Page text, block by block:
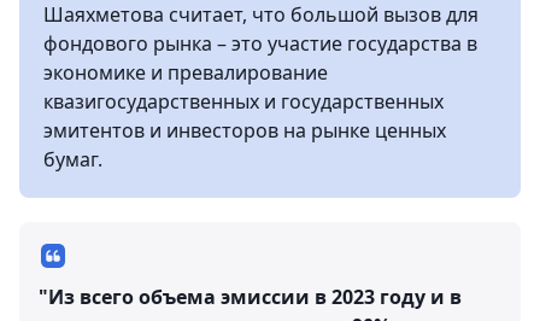
Шаяхметова считает, что большой вызов для
фондового рынка – это участие государства в
экономике и превалирование
квазигосударственных и государственных
эмитентов и инвесторов на рынке ценных
бумаг.
"Из всего объема эмиссии в 2023 году и в